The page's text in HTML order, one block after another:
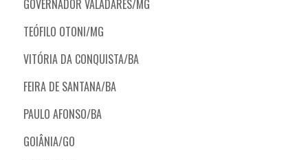
GOVERNADOR VALADARES/MG
TEÓFILO OTONI/MG
VITÓRIA DA CONQUISTA/BA
FEIRA DE SANTANA/BA
PAULO AFONSO/BA
GOIÂNIA/GO